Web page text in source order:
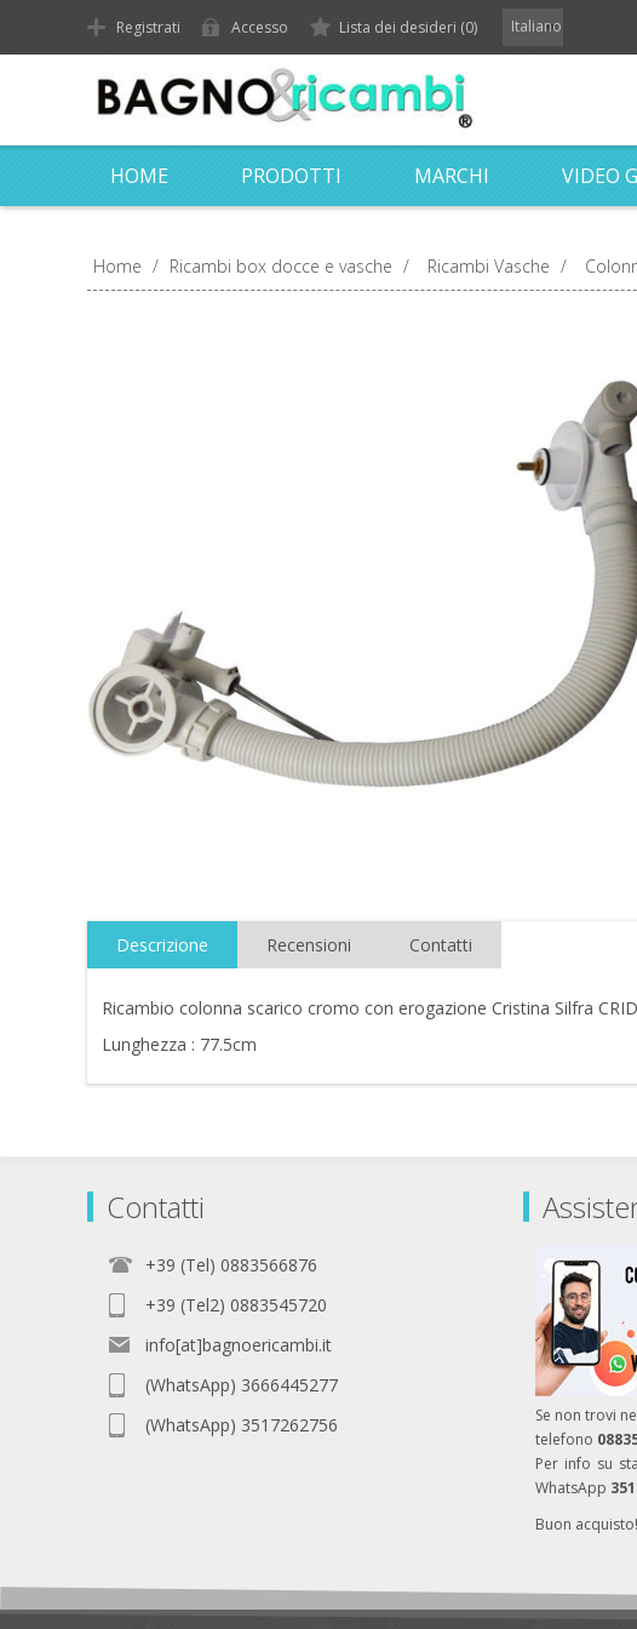
Registrati Accesso Lista dei desideri (0) Italiano
HOME PRODOTTI MARCHI VIDEO
Home / Ricambi box docce e vasche / Ricambi Vasche /
Descrizione Recensioni Contatti
Ricambio colonna scarico cromo con erogazione Cristina Silfra
Lunghezza : 77.5cm
Contatti
+39 (Tel) 0883566876
+39 (Tel2) 0883545720
info[at]bagnoericambi.it
(WhatsApp) 3666445277
(WhatsApp) 3517262756
Se non trovi
telefono
Per info su
WhatsApp
Buon acquisto!